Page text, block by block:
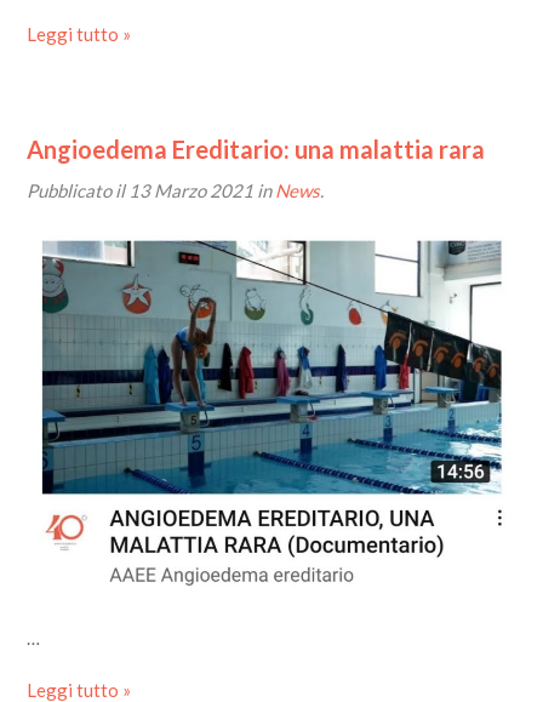
Leggi tutto »
Angioedema Ereditario: una malattia rara
Pubblicato il 13 Marzo 2021 inNews.
…
Leggi tutto »